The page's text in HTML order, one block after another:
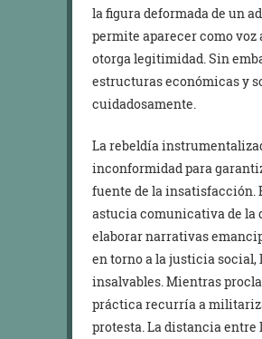
la figura deformada de un
permite aparecer como
otorga legitimidad. Sin
estructuras económicas y
cuidadosamente.
La rebeldía
inconformidad para
fuente de la insatisfacción.
astucia comunicativa de la
elaborar narrativas
en torno a la justicia
insalvables. Mientras
práctica recurría a
protesta. La distancia